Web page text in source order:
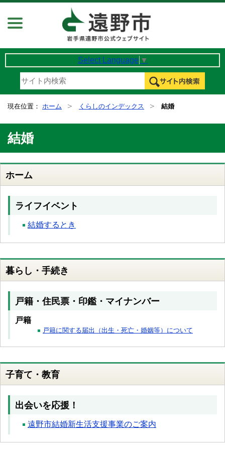
Select Language ▼
現在位置： ホーム くらしのインデックス 結婚
結婚
ホーム
ライフイベント
結婚するとき
暮らし・手続き
戸籍・住民票・印鑑・マイナンバー
戸籍
戸籍に関する届出（出生・死亡・婚姻等）について
子育て・教育
出会いを応援！
遠野市結婚新生活支援事業のご案内